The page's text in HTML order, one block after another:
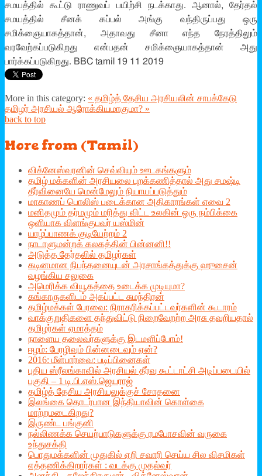
சமயத்தில் கூட்டு ராணுவப் பயிற்சி நடக்காது. ஆனால், தேர்தல்
சமயத்தில் சீனக் கப்பல் அங்கு வந்திருப்பது ஒரு
சமிக்ஞையாகத்தான், அதாவது சீனா எந்த நேரத்திலும்
வரவேற்கப்படுகிறது என்பதன் சமிக்ஞையாகத்தான் அது
பார்க்கப்படுகிறது. BBC tamil 19 11 2019
More in this category: « தமிழ்த் தேசிய அரசியலின் சாபக்கேடு
தமிழர் அரசியல் ஆரோக்கியமாகுமா? »
back to top
More from (Tamil)
விக்னேஸ்வரனின் செவ்வியும் ஊடகங்களும்
தமிழ் மக்களின் அரசியலை புறக்கணித்தால் அது சமஷ்டி
தீர்வினையே மென்மேலும் நியாயப்படுத்தும்
மாகாணப் பொலிஸ் படைக்கான அதிகாரங்கள் எவை 2
மனிதமும் தர்மமும் மரித்து விட்ட உலகின் ஒரு நம்பிக்கை
ஒளியாக விளங்குபவர் யஸ்மின்
யாழ்ப்பாணக் குடியேற்றம் 2
நாடாளுமன்றக் கலகத்தின் பின்னனி!!
அடுத்த தேர்தலில் தமிழர்கள்
கடினமான நிபந்தனையுடன் அரசாங்கத்துக்கு ஹுசைன்
வழங்கிய சலுகை
அமெரிக்க வியூகத்தை உடைக்க முடியுமா?
கங்காருகளிடம் அகப்பட்ட சுமந்திரன்
தமிழ்மக்கள் பேரவை: நிராகரிக்கப்பட்டவர்களின் கூடாரம்
வாக்குறுதிகளை தந்துவிட்டு நிறைவேறற்ற அரசு தவறியதால்
தமிழர்கள் ஏமாத்தம்
நாளைய தலைவர்களுக்கு இடமளிப்போம்!
ஈழம்: பேரழிவும் பின்னடைவும் ஏன்?
2016: மீள்பார்வை: படிப்பினைகள்
புதிய ஸ்ரீலங்காவில் அரசியல் தீர்வு கூட்டாட்சி அடிப்படையில்
பகுதி – 1 டி.பி.எஸ்.ஜெயராஜ்
தமிழ்த் தேசிய அரசியலுக்குச் சோதனை
இலங்கை தொடர்பான இந்தியாவின் கொள்கை
மாற்றமடைகிறது?
இருண்ட பங்குனி
நல்லிணக்க செயற்பாடுகளுக்கு ரமபோசவின் வருகை
உந்துசக்தி
பொதுமக்களின் முதுகில் ஏறி சவாரி செய்ய சில விசமிகள்
எத்தணிக்கிறார்கள் : வடக்கு முதல்வர்